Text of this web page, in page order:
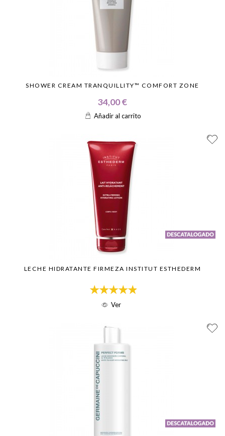
SHOWER CREAM TRANQUILLITY™ COMFORT ZONE
34,00 €
Añadir al carrito
LECHE HIDRATANTE FIRMEZA INSTITUT ESTHEDERM
Ver